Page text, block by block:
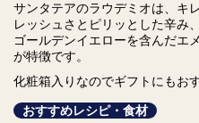
サンタテアのラウデミオは、キ
レッシュさとピリッとした辛み
ゴールデンイエローを含んだエ
が特徴です。
化粧箱入りなのでギフトにもお
おすすめレシピ・食材